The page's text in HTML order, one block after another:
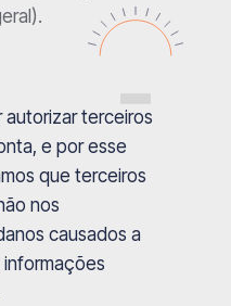
terceiros
e por esse
que terceiros
nos
causados a